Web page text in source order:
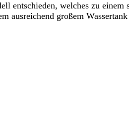
welches zu einem
großem